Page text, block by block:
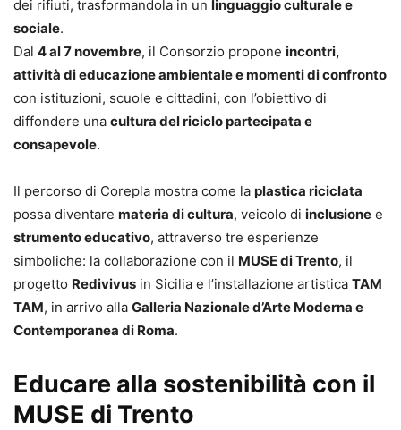
dei rifiuti, trasformandola in un linguaggio culturale e
sociale.
Dal 4 al 7 novembre, il Consorzio propone incontri,
attività di educazione ambientale e momenti di confronto
con istituzioni, scuole e cittadini, con l’obiettivo di
diffondere una cultura del riciclo partecipata e
consapevole.
Il percorso di Corepla mostra come la plastica riciclata
possa diventare materia di cultura, veicolo di inclusione e
strumento educativo, attraverso tre esperienze
simboliche: la collaborazione con il MUSE di Trento, il
progetto Redivivus in Sicilia e l’installazione artistica TAM
TAM, in arrivo alla Galleria Nazionale d’Arte Moderna e
Contemporanea di Roma.
Educare alla sostenibilità con il
MUSE di Trento